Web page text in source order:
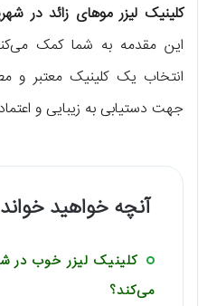
کلینیک لیزر موهای زائد در
این مقدمه به شما کمک
انتخاب یک کلینیک معتبر و
جهت دستیابی به زیبایی و
آنچه خواهید
کلینیک لیزر خوب در
می‌کند؟